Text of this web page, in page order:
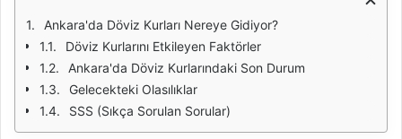
Ankara'da Döviz Kurları Nereye Gidiyor?
Döviz Kurlarını Etkileyen Faktörler
Ankara'da Döviz Kurlarındaki Son Durum
Gelecekteki Olasılıklar
SSS (Sıkça Sorulan Sorular)